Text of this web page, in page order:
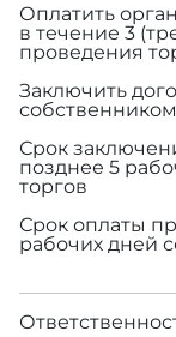
Оплатить
в течение 3
проведения
Заключить
Срок
позднее 5
торгов
Срок оплаты
рабочих дней